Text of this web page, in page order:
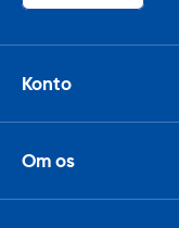
Konto
Om os